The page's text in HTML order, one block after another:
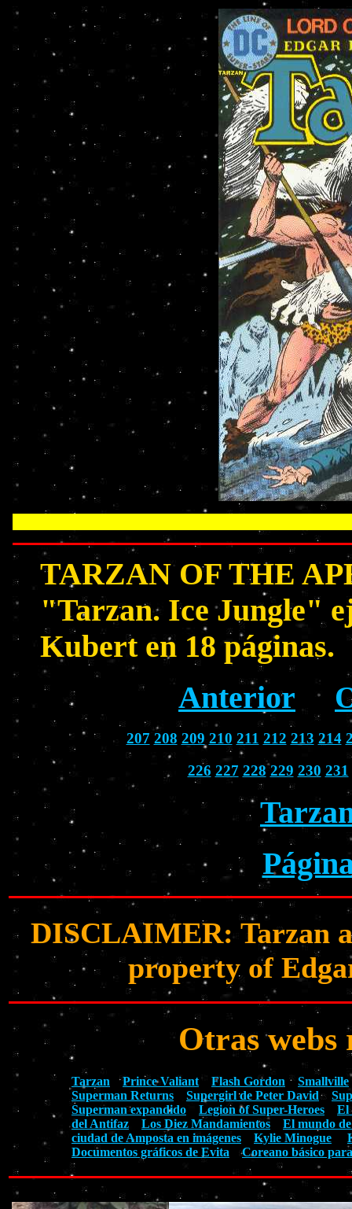
TARZAN OF THE
"Tarzan. Ice Jungle"
Kubert en 18 páginas.
Anterior
207 208 209 210 211 212 213 214
226 227 228 229 230 231
DISCLAIMER: Tarzan
property of
Otras webs
Tarzan Prince Valiant Flash Gordon
Smallville
Superman Returns
Supergirl de Peter David
Superman expandido
Legion of Super-Heroes
El
del Antifaz
Los Diez Mandamientos
El mundo
ciudad de Amposta en imágenes
Kylie Minogue
Documentos gráficos de Evita
Coreano básico